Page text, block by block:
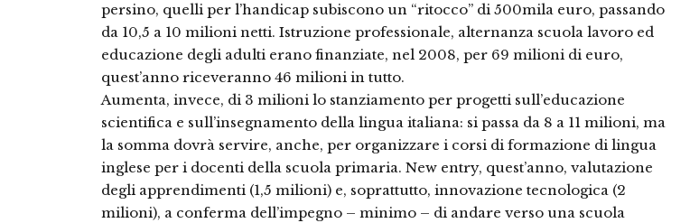
persino, quelli per l’handicap subiscono un “ritocco” di 500mila euro, passando
da 10,5 a 10 milioni netti. Istruzione professionale, alternanza scuola lavoro ed
educazione degli adulti erano finanziate, nel 2008, per 69 milioni di euro,
quest’anno riceveranno 46 milioni in tutto.
Aumenta, invece, di 3 milioni lo stanziamento per progetti sull’educazione
scientifica e sull’insegnamento della lingua italiana: si passa da 8 a 11 milioni, ma
la somma dovrà servire, anche, per organizzare i corsi di formazione di lingua
inglese per i docenti della scuola primaria. New entry, quest’anno, valutazione
degli apprendimenti (1,5 milioni) e, soprattutto, innovazione tecnologica (2
milioni), a conferma dell’impegno – minimo – di andare verso una scuola